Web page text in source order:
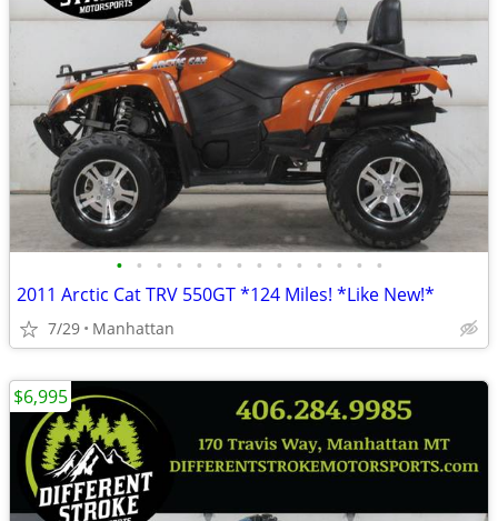
• • • • • • • • • • • • • •
2011 Arctic Cat TRV 550GT *124 Miles! *Like New!*
7/29 Manhattan
$6,995